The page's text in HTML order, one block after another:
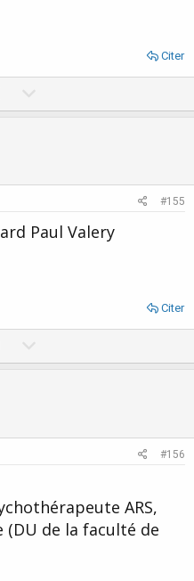
en direction de
fait, pensez à vous identifier
de l'Hypnose
et Hypnopraticiens
Accès à la carte
hypnopraticiens
Citer
o
v
e
#155
Paul Valery
Citer
o
e
#156
ARS,
de la faculté de